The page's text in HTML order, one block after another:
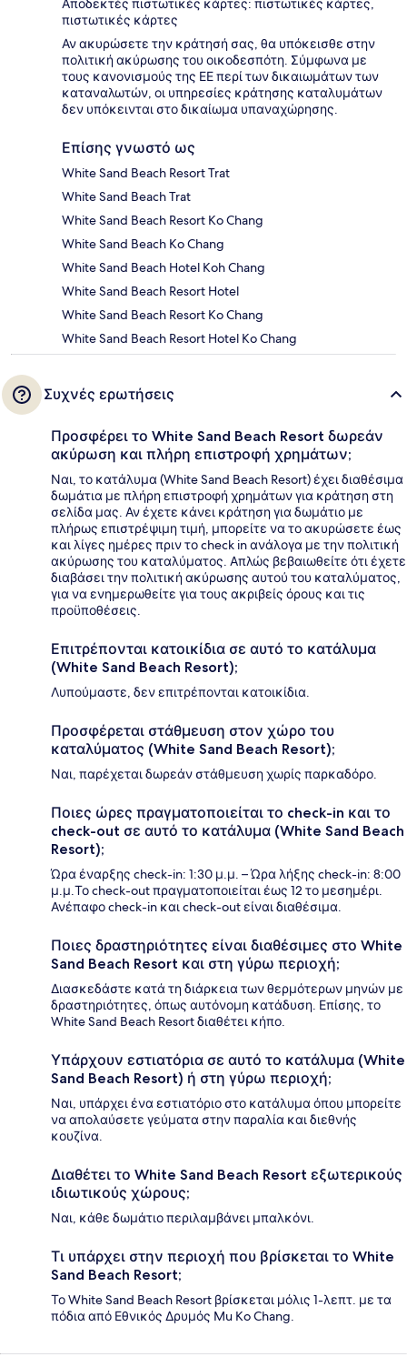
Αποδεκτές πιστωτικές κάρτες: πιστωτικές κάρτες,
πιστωτικές κάρτες
Αν ακυρώσετε την κράτησή σας, θα υπόκεισθε στην
πολιτική ακύρωσης του οικοδεσπότη. Σύμφωνα με
τους κανονισμούς της ΕΕ περί των δικαιωμάτων των
καταναλωτών, οι υπηρεσίες κράτησης καταλυμάτων
δεν υπόκεινται στο δικαίωμα υπαναχώρησης.
Επίσης γνωστό ως
White Sand Beach Resort Trat
White Sand Beach Trat
White Sand Beach Resort Ko Chang
White Sand Beach Ko Chang
White Sand Beach Hotel Koh Chang
White Sand Beach Resort Hotel
White Sand Beach Resort Ko Chang
White Sand Beach Resort Hotel Ko Chang
Συχνές ερωτήσεις
Προσφέρει το White Sand Beach Resort δωρεάν
ακύρωση και πλήρη επιστροφή χρημάτων;
Ναι, το κατάλυμα (White Sand Beach Resort) έχει διαθέσιμα
δωμάτια με πλήρη επιστροφή χρημάτων για κράτηση στη
σελίδα μας. Αν έχετε κάνει κράτηση για δωμάτιο με
πλήρως επιστρέψιμη τιμή, μπορείτε να το ακυρώσετε έως
και λίγες ημέρες πριν το check in ανάλογα με την πολιτική
ακύρωσης του καταλύματος. Απλώς βεβαιωθείτε ότι έχετε
διαβάσει την πολιτική ακύρωσης αυτού του καταλύματος,
για να ενημερωθείτε για τους ακριβείς όρους και τις
προϋποθέσεις.
Επιτρέπονται κατοικίδια σε αυτό το κατάλυμα
(White Sand Beach Resort);
Λυπούμαστε, δεν επιτρέπονται κατοικίδια.
Προσφέρεται στάθμευση στον χώρο του
καταλύματος (White Sand Beach Resort);
Ναι, παρέχεται δωρεάν στάθμευση χωρίς παρκαδόρο.
Ποιες ώρες πραγματοποιείται το check-in και το
check-out σε αυτό το κατάλυμα (White Sand Beach
Resort);
Ώρα έναρξης check-in: 1:30 μ.μ. – Ώρα λήξης check-in: 8:00
μ.μ.Το check-out πραγματοποιείται έως 12 το μεσημέρι.
Ανέπαφο check-in και check-out είναι διαθέσιμα.
Ποιες δραστηριότητες είναι διαθέσιμες στο White
Sand Beach Resort και στη γύρω περιοχή;
Διασκεδάστε κατά τη διάρκεια των θερμότερων μηνών με
δραστηριότητες, όπως αυτόνομη κατάδυση. Επίσης, το
White Sand Beach Resort διαθέτει κήπο.
Υπάρχουν εστιατόρια σε αυτό το κατάλυμα (White
Sand Beach Resort) ή στη γύρω περιοχή;
Ναι, υπάρχει ένα εστιατόριο στο κατάλυμα όπου μπορείτε
να απολαύσετε γεύματα στην παραλία και διεθνής
κουζίνα.
Διαθέτει το White Sand Beach Resort εξωτερικούς
ιδιωτικούς χώρους;
Ναι, κάθε δωμάτιο περιλαμβάνει μπαλκόνι.
Τι υπάρχει στην περιοχή που βρίσκεται το White
Sand Beach Resort;
Το White Sand Beach Resort βρίσκεται μόλις 1-λεπτ. με τα
πόδια από Εθνικός Δρυμός Mu Ko Chang.